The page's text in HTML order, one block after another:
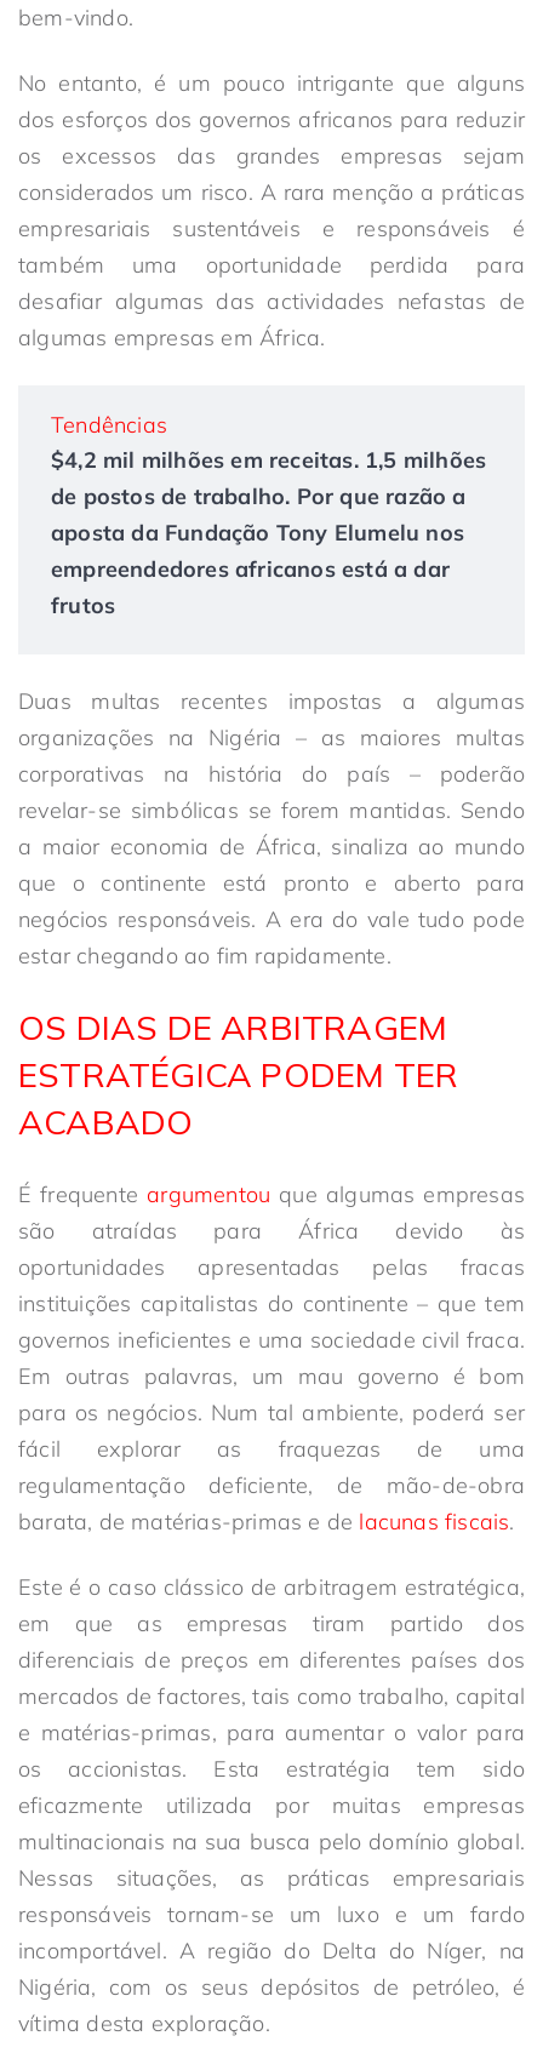
bem-vindo.
No entanto, é um pouco intrigante que alguns
dos esforços dos governos africanos para reduzir
os excessos das grandes empresas sejam
considerados um risco. A rara menção a práticas
empresariais sustentáveis e responsáveis é
também uma oportunidade perdida para
desafiar algumas das actividades nefastas de
algumas empresas em África.
Tendências
$4,2 mil milhões em receitas. 1,5 milhões
de postos de trabalho. Por que razão a
aposta da Fundação Tony Elumelu nos
empreendedores africanos está a dar
frutos
Duas multas recentes impostas a algumas
organizações na Nigéria – as maiores multas
corporativas na história do país – poderão
revelar-se simbólicas se forem mantidas. Sendo
a maior economia de África, sinaliza ao mundo
que o continente está pronto e aberto para
negócios responsáveis. A era do vale tudo pode
estar chegando ao fim rapidamente.
OS DIAS DE ARBITRAGEM
ESTRATÉGICA PODEM TER
ACABADO
É frequente argumentou que algumas empresas
são atraídas para África devido às
oportunidades apresentadas pelas fracas
instituições capitalistas do continente – que tem
governos ineficientes e uma sociedade civil fraca.
Em outras palavras, um mau governo é bom
para os negócios. Num tal ambiente, poderá ser
fácil explorar as fraquezas de uma
regulamentação deficiente, de mão-de-obra
barata, de matérias-primas e de lacunas fiscais.
Este é o caso clássico de arbitragem estratégica,
em que as empresas tiram partido dos
diferenciais de preços em diferentes países dos
mercados de factores, tais como trabalho, capital
e matérias-primas, para aumentar o valor para
os accionistas. Esta estratégia tem sido
eficazmente utilizada por muitas empresas
multinacionais na sua busca pelo domínio global.
Nessas situações, as práticas empresariais
responsáveis tornam-se um luxo e um fardo
incomportável. A região do Delta do Níger, na
Nigéria, com os seus depósitos de petróleo, é
vítima desta exploração.